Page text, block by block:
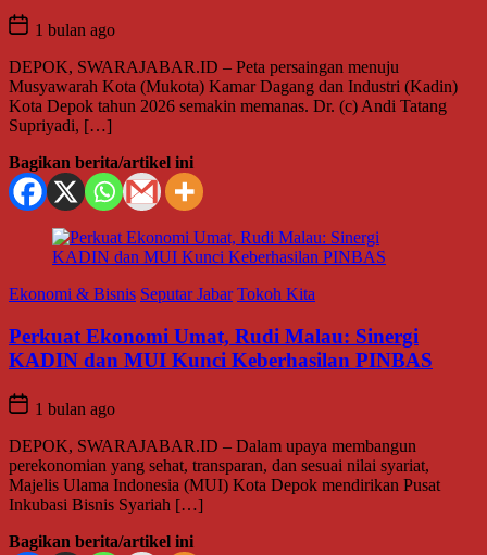
1 bulan ago
DEPOK, SWARAJABAR.ID – Peta persaingan menuju
Musyawarah Kota (Mukota) Kamar Dagang dan Industri (Kadin)
Kota Depok tahun 2026 semakin memanas. Dr. (c) Andi Tatang
Supriyadi, […]
Bagikan berita/artikel ini
Ekonomi & Bisnis Seputar Jabar Tokoh Kita
Perkuat Ekonomi Umat, Rudi Malau: Sinergi
KADIN dan MUI Kunci Keberhasilan PINBAS
1 bulan ago
DEPOK, SWARAJABAR.ID – Dalam upaya membangun
perekonomian yang sehat, transparan, dan sesuai nilai syariat,
Majelis Ulama Indonesia (MUI) Kota Depok mendirikan Pusat
Inkubasi Bisnis Syariah […]
Bagikan berita/artikel ini